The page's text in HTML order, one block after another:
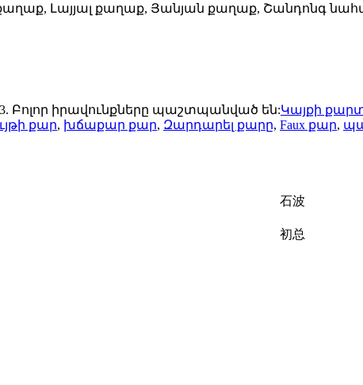
Լայյալ քաղաք, Յանյան քաղաք, Շանդոնգ
Բոլոր իրավունքները պաշտպանված են:Կայքի
քար, խճաքար քար, Զարդարել քարը, Faux քար,
石波
初总